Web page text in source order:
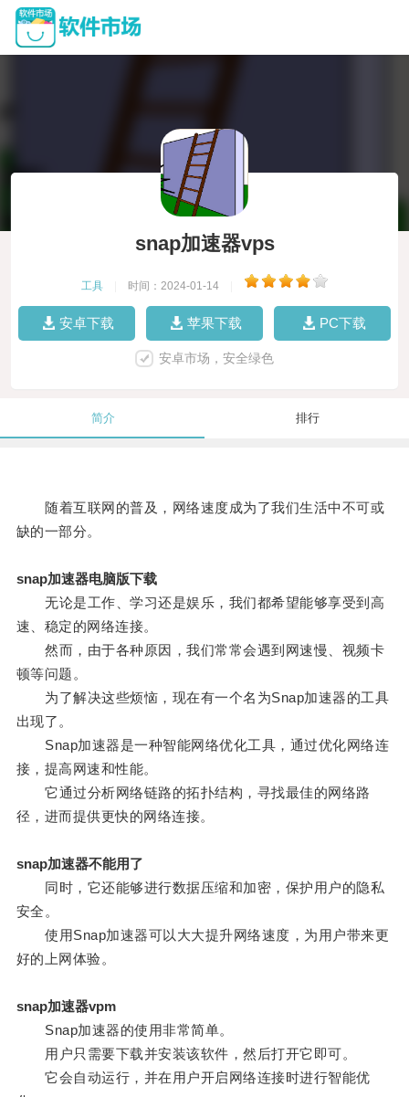
snap加速器vps
工具 时间：2024-01-14
安卓下载 苹果下载 PC下载
安卓市场，安全绿色
简介 排行
随着互联网的普及，网络速度成为了我们生活中不可或
缺的一部分。
snap加速器电脑版下载
无论是工作、学习还是娱乐，我们都希望能够享受到高
速、稳定的网络连接。
然而，由于各种原因，我们常常会遇到网速慢、视频卡
顿等问题。
为了解决这些烦恼，现在有一个名为Snap加速器的工具
出现了。
Snap加速器是一种智能网络优化工具，通过优化网络连
接，提高网速和性能。
它通过分析网络链路的拓扑结构，寻找最佳的网络路
径，进而提供更快的网络连接。
snap加速器不能用了
同时，它还能够进行数据压缩和加密，保护用户的隐私
安全。
使用Snap加速器可以大大提升网络速度，为用户带来更
好的上网体验。
snap加速器vpm
Snap加速器的使用非常简单。
用户只需要下载并安装该软件，然后打开它即可。
它会自动运行，并在用户开启网络连接时进行智能优